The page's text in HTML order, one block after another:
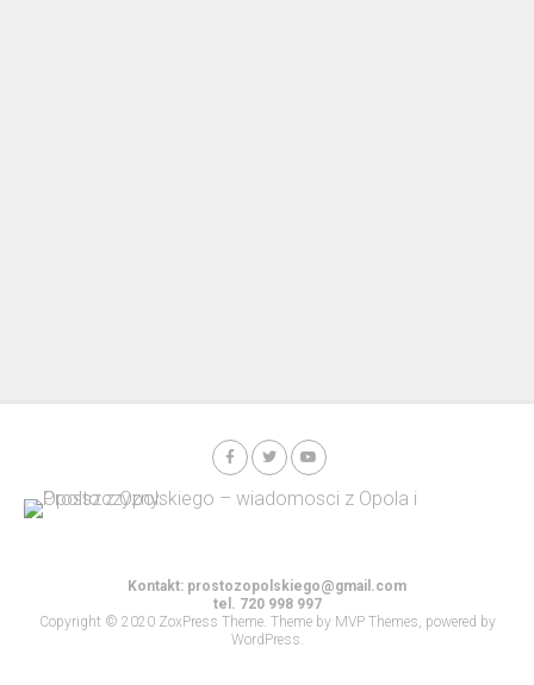
Kontakt: prostozopolskiego@gmail.com
tel. 720 998 997
Copyright © 2020 ZoxPress Theme. Theme by MVP Themes, powered by
WordPress.